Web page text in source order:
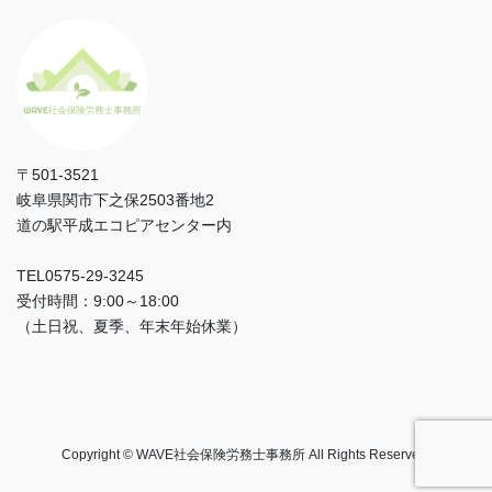
〒501-3521
岐阜県関市下之保2503番地2
道の駅平成エコピアセンター内
TEL0575‐29‐3245
受付時間：9:00～18:00
（土日祝、夏季、年末年始休業）
Copyright © WAVE社会保険労務士事務所 All Rights Reserved.